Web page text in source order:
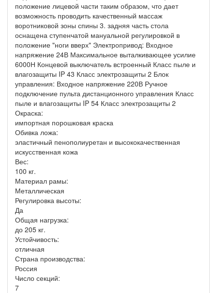
положение лицевой части таким образом, что дает
возможность проводить качественный массаж
воротниковой зоны спины 3. задняя часть стола
оснащена ступенчатой мануальной регулировкой в
положение "ноги вверх" Электропривод: Входное
напряжение 24В Максимальное выталкивающее усилие
6000Н Концевой выключатель встроенный Класс пыле и
влагозащиты IP 43 Класс электрозащиты 2 Блок
управления: Входное напряжение 220В Ручное
подключение пульта дистанционного управления Класс
пыле и влагозащиты IP 54 Класс электрозащиты 2
Окраска:
импортная порошковая краска
Обивка ложа:
эластичный пенополиуретан и высококачественная
искусственная кожа
Вес:
100 кг.
Материал рамы:
Металлическая
Регулировка высоты:
Да
Общая нагрузка:
до 205 кг.
Устойчивость:
отличная
Страна производства:
Россия
Число секций:
7